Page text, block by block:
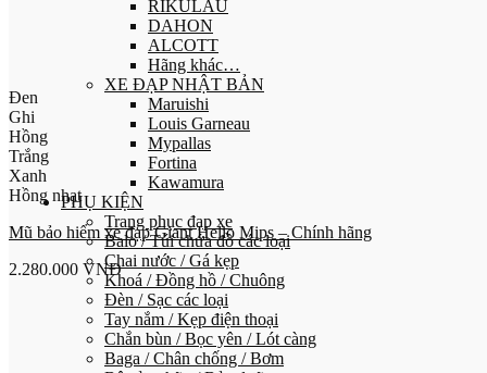
RIKULAU
DAHON
ALCOTT
Hãng khác…
XE ĐẠP NHẬT BẢN
Maruishi
Louis Garneau
Mypallas
Fortina
Kawamura
PHỤ KIỆN
Trang phục đạp xe
Balo / Túi chứa đồ các loại
Chai nước / Gá kẹp
Khoá / Đồng hồ / Chuông
Đèn / Sạc các loại
Tay nắm / Kẹp điện thoại
Chắn bùn / Bọc yên / Lót càng
Baga / Chân chống / Bơm
Đen
Ghi
Hồng
Trắng
Xanh
Hồng nhạt
Mũ bảo hiểm xe đạp Giant Helio Mips – Chính hãng
2.280.000 VNĐ